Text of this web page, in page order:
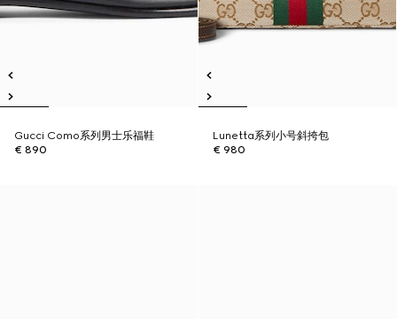
Gucci Como系列男士乐福鞋
€ 890
Lunetta系列小号斜挎包
€ 980